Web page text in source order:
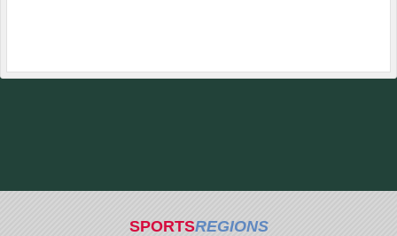
SPORTSREGIONS